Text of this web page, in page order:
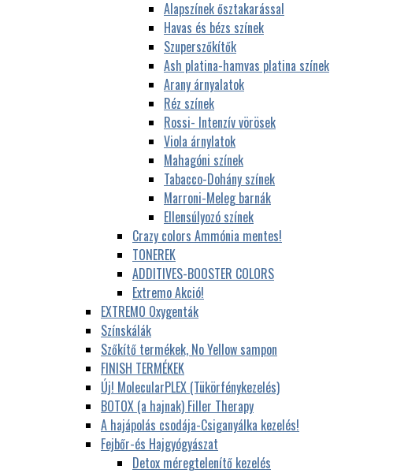
Alapszínek ősztakarással
Havas és bézs színek
Szuperszőkítők
Ash platina-hamvas platina színek
Arany árnyalatok
Réz színek
Rossi- Intenzív vörösek
Viola árnylatok
Mahagóni színek
Tabacco-Dohány színek
Marroni-Meleg barnák
Ellensúlyozó színek
Crazy colors Ammónia mentes!
TONEREK
ADDITIVES-BOOSTER COLORS
Extremo Akció!
EXTREMO Oxygenták
Színskálák
Szőkítő termékek, No Yellow sampon
FINISH TERMÉKEK
Új! MolecularPLEX (Tükörfénykezelés)
BOTOX (a hajnak) Filler Therapy
A hajápolás csodája-Csiganyálka kezelés!
Fejbőr-és Hajgyógyászat
Detox méregtelenítő kezelés